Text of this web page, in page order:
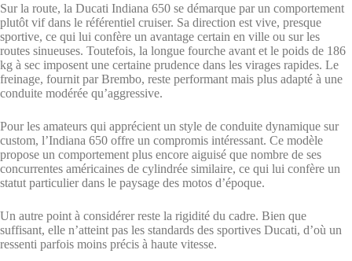
Sur la route, la Ducati Indiana 650 se démarque par un comportement
plutôt vif dans le référentiel cruiser. Sa direction est vive, presque
sportive, ce qui lui confère un avantage certain en ville ou sur les
routes sinueuses. Toutefois, la longue fourche avant et le poids de 186
kg à sec imposent une certaine prudence dans les virages rapides. Le
freinage, fournit par Brembo, reste performant mais plus adapté à une
conduite modérée qu’aggressive.
Pour les amateurs qui apprécient un style de conduite dynamique sur
custom, l’Indiana 650 offre un compromis intéressant. Ce modèle
propose un comportement plus encore aiguisé que nombre de ses
concurrentes américaines de cylindrée similaire, ce qui lui confère un
statut particulier dans le paysage des motos d’époque.
Un autre point à considérer reste la rigidité du cadre. Bien que
suffisant, elle n’atteint pas les standards des sportives Ducati, d’où un
ressenti parfois moins précis à haute vitesse.